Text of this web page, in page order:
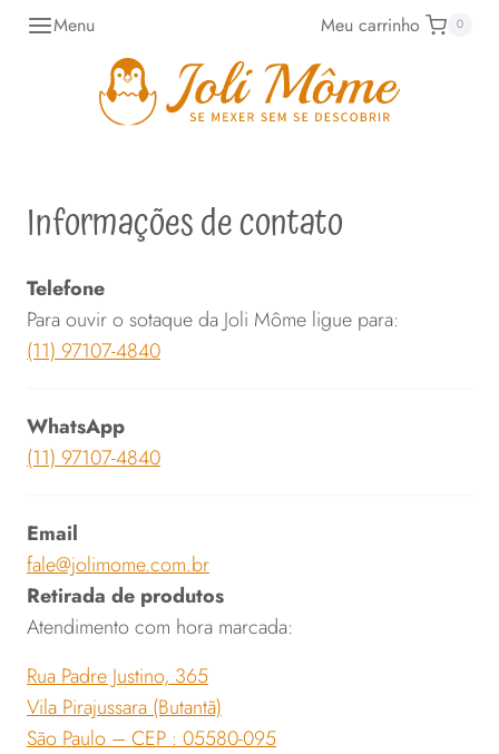
Pular Menu Meu carrinho 0
Informações de contato
Telefone
Para ouvir o sotaque da Joli Môme ligue para:
(11) 97107-4840
WhatsApp
(11) 97107-4840
Email
fale@jolimome.com.br
Retirada de produtos
Atendimento com hora marcada:
Rua Padre Justino, 365
Vila Pirajussara (Butantã)
São Paulo – CEP : 05580-095